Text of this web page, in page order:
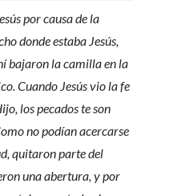
por causa de la
donde estaba Jesús,
bajaron la camilla en la
Cuando Jesús vio la fe
los pecados te son
no podían acercarse
quitaron parte del
una abertura, y por